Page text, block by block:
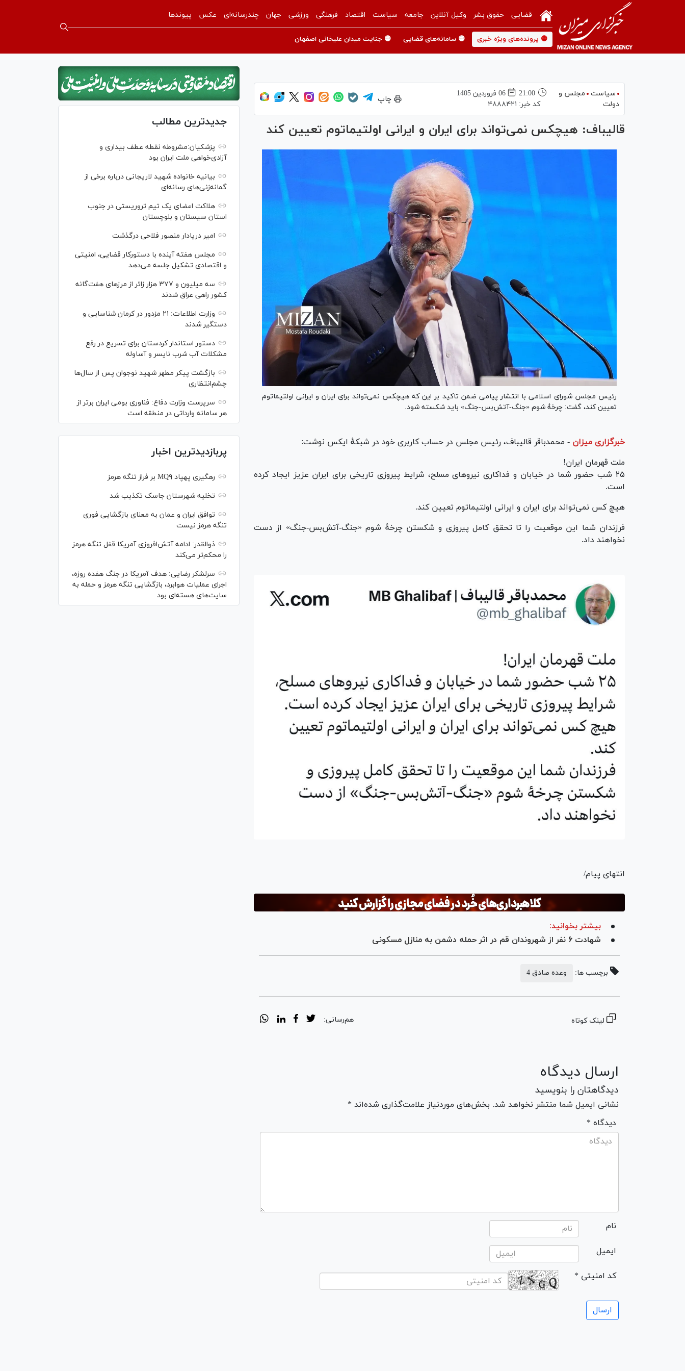
قضایی حقوق بشر وکیل آنلاین جامعه سیاست اقتصاد فرهنگی ورزشی جهان چندرسانه‌ای عکس پیوندها
🟡 پرونده‌های ویژه خبری 🟡 سامانه‌های قضایی 🟡 جنایت میدان علیخانی اصفهان
سیاست
مجلس و
دولت
21:00
06 فروردين 1405
کد خبر: ۴۸۸۸۴۲۱
چاپ
قالیباف: هیچکس نمی‌تواند برای ایران و ایرانی اولتیماتوم تعیین کند
رئیس مجلس شورای اسلامی با انتشار پیامی ضمن تاکید بر این که هیچکس نمی‌تواند برای ایران و ایرانی اولتیماتوم
تعیین کند، گفت: چرخهٔ شوم «جنگ-آتش‌بس-جنگ» باید شکسته شود.
خبرگزاری میزان - محمدباقر قالیباف، رئیس مجلس در حساب کاربری خود در شبکهٔ ایکس نوشت:
ملت قهرمان ایران!
‏۲۵ شب حضور شما در خیابان و فداکاری نیرو‌های مسلح، شرایط پیروزی تاریخی برای ایران عزیز ایجاد کرده
است.
‏هیچ کس نمی‌تواند برای ایران و ایرانی اولتیماتوم تعیین کند.
‏فرزندان شما این موقعیت را تا تحقق کامل پیروزی و شکستن چرخهٔ شوم «جنگ-آتش‌بس-جنگ» از دست
نخواهند داد.
انتهای پیام/
بیشتر بخوانید:
شهادت ۶ نفر از شهروندان قم در اثر حمله دشمن به منازل مسکونی
برچسب ها: وعده صادق 4
لینک کوتاه هم‌رسانی:
ارسال دیدگاه
دیدگاهتان را بنویسید
نشانی ایمیل شما منتشر نخواهد شد. بخش‌های موردنیاز علامت‌گذاری شده‌اند *
* دیدگاه
نام
ایمیل
* کد امنیتی
جدیدترین مطالب
پزشکیان:مشروطه نقطه عطف بیداری و
آزادی‌خواهی ملت ایران بود
بیانیه خانواده شهید لاریجانی درباره برخی از
گمانه‌زنی‌های رسانه‌ای
هلاکت اعضای یک تیم تروریستی در جنوب
استان سیستان و بلوچستان
امیر دریادار منصور فلاحی درگذشت
مجلس هفته آینده با دستورکار قضایی، امنیتی
و اقتصادی تشکیل جلسه می‌دهد
سه میلیون و ۳۷۷ هزار زائر از مرز‌های هفت‌گانه
کشور راهی عراق شدند
وزارت اطلاعات: ۲۱ مزدور در کرمان شناسایی و
دستگیر شدند
دستور استاندار کردستان برای تسریع در رفع
مشکلات آب شرب نایسر و آساوله
بازگشت پیکر مطهر شهید نوجوان پس از سال‌ها
چشم‌انتظاری
سرپرست وزارت دفاع: فناوری بومی ایران برتر از
هر سامانه وارداتی در منطقه است
پربازدیدترین اخبار
رهگیری پهپاد MQ۹ بر فراز تنگه هرمز
تخلیه شهرستان جاسک تکذیب شد
توافق ایران و عمان به معنای بازگشایی فوری
تنگه هرمز نیست
ذوالقدر: ادامه آتش‌افروزی آمریکا قفل تنگه هرمز
را محکم‌تر می‌کند
سرلشکر رضایی: هدف آمریکا در جنگ هفده روزه،
اجرای عملیات هوابرد، بازگشایی تنگه هرمز و حمله به
سایت‌های هسته‌ای بود